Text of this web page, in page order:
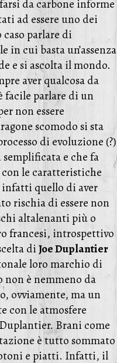
da carbone informe
ad essere uno dei
parlare di
in cui basta un’assenza
e si ascolta il mondo.
aver qualcosa da
facile parlare di un
non essere
scomodo si sta
di evoluzione (?)
e che fa
le caratteristiche
infatti quello di aver
rischia di essere non
altalenanti più o
francesi, introspettivo
diJoe Duplantier
loro marchio di
è nemmeno da
ovviamente, ma un
con le atmosfere
Brani come
è tutto sommato
e piatti. Infatti, il